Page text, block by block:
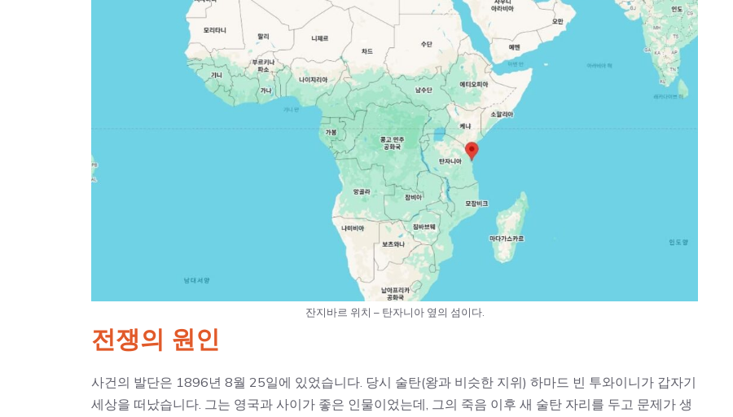
잔지바르 위치 – 탄자니아 옆의 섬이다.
전쟁의 원인
사건의 발단은 1896년 8월 25일에 있었습니다. 당시 술탄(왕과 비슷한 지위) 하마드 빈 투와이니가 갑자기
세상을 떠났습니다. 그는 영국과 사이가 좋은 인물이었는데, 그의 죽음 이후 새 술탄 자리를 두고 문제가 생